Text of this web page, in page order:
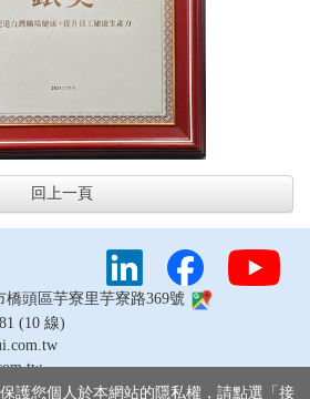
回上一頁
橋頭區芋寮里芋寮路369號
(10 線)
護您個人於本網站的隱私權，請點選「接